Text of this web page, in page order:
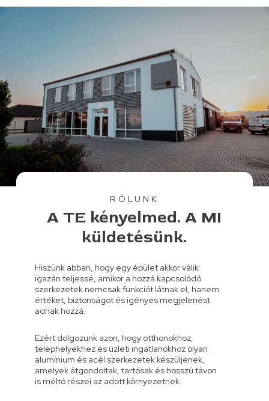
RÓLUNK
A TE kényelmed. A MI
küldetésünk.
Hiszünk abban, hogy egy épület akkor válik
igazán teljessé, amikor a hozzá kapcsolódó
szerkezetek nemcsak funkciót látnak el, hanem
értéket, biztonságot és igényes megjelenést
adnak hozzá.
Ezért dolgozunk azon, hogy otthonokhoz,
telephelyekhez és üzleti ingatlanokhoz olyan
alumínium és acél szerkezetek készüljenek,
amelyek átgondoltak, tartósak és hosszú távon
is méltó részei az adott környezetnek.